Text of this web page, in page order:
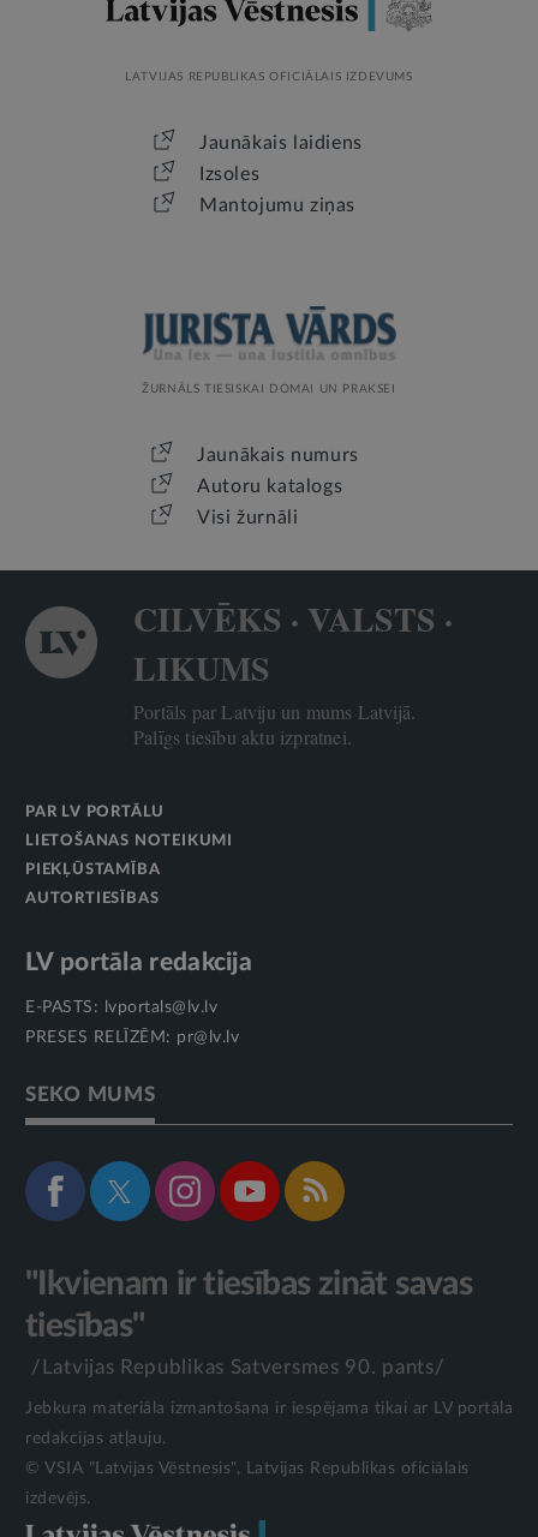
LATVIJAS REPUBLIKAS OFICIĀLAIS IZDEVUMS
Jaunākais laidiens
Izsoles
Mantojumu ziņas
ŽURNĀLS TIESISKAI DOMAI UN PRAKSEI
Jaunākais numurs
Autoru katalogs
Visi žurnāli
CILVĒKS · VALSTS ·
LIKUMS
Portāls par Latviju un mums Latvijā.
Palīgs tiesību aktu izpratnei.
PAR LV PORTĀLU
LIETOŠANAS NOTEIKUMI
PIEKĻŪSTAMĪBA
AUTORTIESĪBAS
LV portāla redakcija
E-PASTS:
lvportals@lv.lv
PRESES RELĪZĒM: pr@lv.lv
SEKO MUMS
"Ikvienam ir tiesības zināt savas
tiesības"
/Latvijas Republikas Satversmes 90. pants/
Jebkura materiāla izmantošana ir iespējama tikai ar LV portāla
redakcijas atļauju.
© VSIA "Latvijas Vēstnesis", Latvijas Republikas oficiālais
izdevējs.